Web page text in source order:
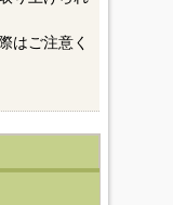
はご注意く